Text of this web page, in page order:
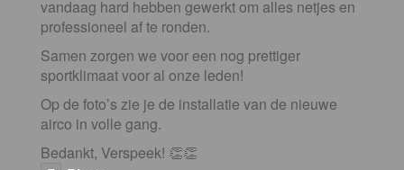
vandaag hard hebben gewerkt om alles netjes en
professioneel af te ronden.
Samen zorgen we voor een nog prettiger
sportklimaat voor al onze leden!
Op de foto’s zie je de installatie van de nieuwe
airco in volle gang.
Bedankt, Verspeek! 👏👏